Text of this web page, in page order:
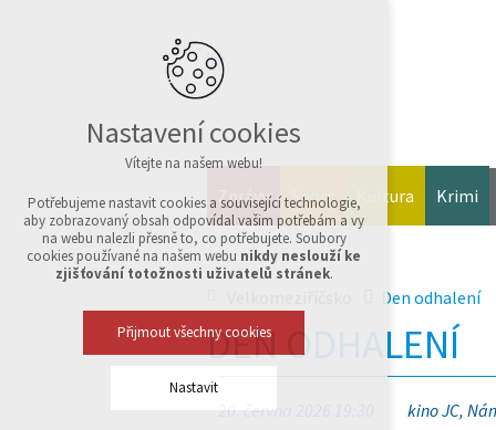
Zprávy Sport Kultura Krimi
Den odhalení
DEN ODHALENÍ
20. června 2026 19:30 kino JC,
Nastavení cookies
Vítejte na našem webu!
Potřebujeme nastavit cookies a související technologie,
aby zobrazovaný obsah odpovídal vašim potřebám a vy
na webu nalezli přesně to, co potřebujete. Soubory
cookies používané na našem webu nikdy neslouží ke
zjišťování totožnosti uživatelů stránek.
Přijmout všechny cookies
Nastavit